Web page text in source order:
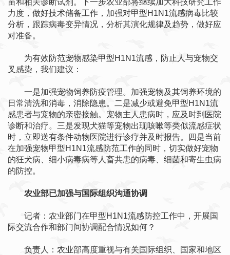
苗和相关诊断试剂。下一步农业部将继续加大科技研究工作
力度，做好技术储备工作，加强对甲型H1N1流感病毒比较
分析，跟踪病毒变异情况，分析其演化规律及趋势，做好应
对准备。
为有效防范宠物感染甲型H1N1流感，防止人与宠物交
叉感染，我们建议：
一是加强宠物饲养防疫管理。加强宠物及其饲养环境的
日常清洗和消毒，消除隐患。二是减少或避免甲型H1N1流
感患者与宠物的亲密接触。宠物主人患病时，应及时到医院
诊断和治疗。三是发现犬猫等宠物出现咳嗽等类似流感症状
时，立即送有条件动物医院进行诊疗并及时报告。四是当前
在加强宠物甲型H1N1流感防范工作的同时，切实做好宠物
的狂犬病、细小病毒病等人畜共患的病毒、细菌和寄生虫病
的防控。
农业部已加强与国际组织沟通协调
记者：农业部门在甲型H1N1流感防控工作中，开展国
际交流合作和部门间协调配合情况如何？
负责人：农业部高度重视与有关国际组织、国家和地区